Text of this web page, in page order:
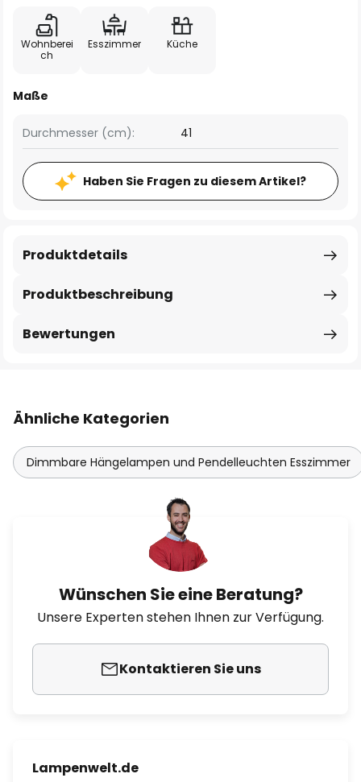
Wohnberei
ch
Esszimmer Küche
Maße
Durchmesser (cm): 41
Haben Sie Fragen zu diesem Artikel?
Produktbeschreibung
Produktdetails
Bewertungen
Ähnliche Kategorien
Dimmbare Hängelampen und Pendelleuchten Esszimmer
Wünschen Sie eine Beratung?
Unsere Experten stehen Ihnen zur Verfügung.
Kontaktieren Sie uns
Lampenwelt.de